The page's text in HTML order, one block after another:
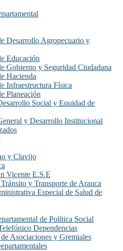
Desarrollo Agropecuario y
Educación
Gobierno y Seguridad Ciudadana
Hacienda
Infraestructura Física
Planeación
Social y Equidad de
y Desarrollo Institucional
y Clavijo
Vicente E.S.E
y Transporte de Arauca
Especial de Salud de
de Política Social
Dependencias
Asociaciones y Gremiales